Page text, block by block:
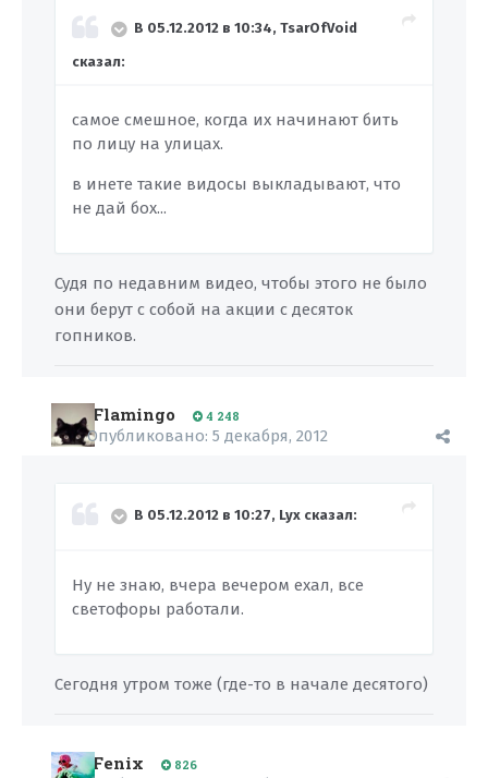
В 05.12.2012 в 10:34, TsarOfVoid
сказал:
самое смешное, когда их начинают бить
по лицу на улицах.
в инете такие видосы выкладывают, что
не дай бох...
Судя по недавним видео, чтобы этого не было
они берут с собой на акции с десяток
гопников.
Flamingo 4 248
Опубликовано: 5 декабря, 2012
В 05.12.2012 в 10:27, Lyx сказал:
Ну не знаю, вчера вечером ехал, все
светофоры работали.
Сегодня утром тоже (где-то в начале десятого)
Fenix 826